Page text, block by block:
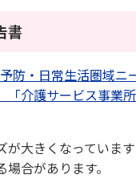
書
防・日常生活圏域ニ
「介護サービス事業
大きくなっていま
合があります。